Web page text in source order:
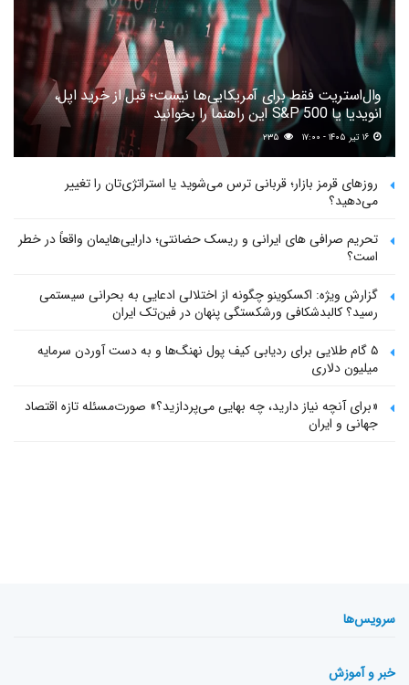
وال‌استریت فقط برای آمریکایی‌ها نیست؛ قبل از خرید اپل،
انویدیا یا S&P 500 این راهنما را بخوانید
۲۳۵
روزهای قرمز بازار؛ قربانی ترس می‌شوید یا استراتژی‌تان را تغییر
می‌دهید؟
تحریم صرافی های ایرانی و ریسک حضانتی؛ دارایی‌هایمان واقعاً در خطر
است؟
گزارش ویژه: اکسکوینو چگونه از اختلالی ادعایی به بحرانی سیستمی
رسید؟ کالبدشکافی ورشکستگی پنهان در فین‌تک ایران
۵ گام طلایی برای ردیابی کیف پول‌ نهنگ‌ها و به دست آوردن سرمایه
میلیون دلاری
«برای آنچه نیاز دارید، چه بهایی می‌پردازید؟» صورت‌مسئله تازه اقتصاد
جهانی و ایران
سرویس‌ها
خبر و آموزش